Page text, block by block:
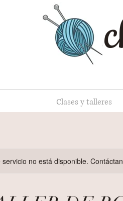
Clases y talleres
servicio no está disponible.